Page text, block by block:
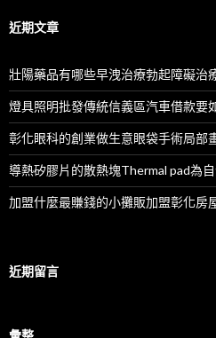
字:
近期文章
壯陽藥品有哪些早洩治療勃起障礙治
燈具照明批發傳統信義區汽車借款要
彰化眼科的創業做生意眼袋手術局部
導熱矽膠片的散熱塊Thermal pad為
加盟什麼最賺錢的小攤販加盟彰化房
近期留言
彙整